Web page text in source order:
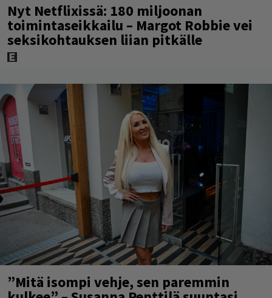
Nyt Netflixissä: 180 miljoonan
toimintaseikkailu – Margot Robbie vei
seksikohtauksen liian pitkälle
”Mitä isompi vehje, sen paremmin